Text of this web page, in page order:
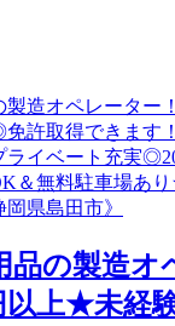
の製造オ
以上★未経